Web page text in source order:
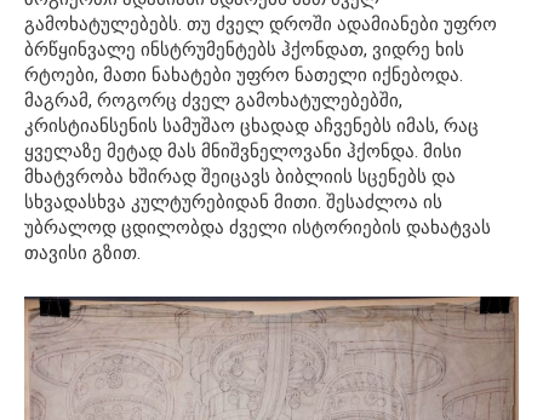
გამოხატულებებს. თუ ძველ დროში ადამიანები უფრო
ბრწყინვალე ინსტრუმენტებს ჰქონდათ, ვიდრე ხის
რტოები, მათი ნახატები უფრო ნათელი იქნებოდა.
მაგრამ, როგორც ძველ გამოხატულებებში,
კრისტიანსენის სამუშაო ცხადად აჩვენებს იმას, რაც
ყველაზე მეტად მას მნიშვნელოვანი ჰქონდა. მისი
მხატვრობა ხშირად შეიცავს ბიბლიის სცენებს და
სხვადასხვა კულტურებიდან მითი. შესაძლოა ის
უბრალოდ ცდილობდა ძველი ისტორიების დახატვას
თავისი გზით.